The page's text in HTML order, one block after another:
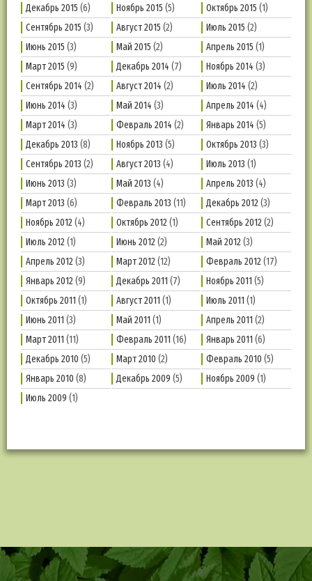
Декабрь 2015 (6) Ноябрь 2015 (5) Октябрь 2015 (1)
Сентябрь 2015 (3) Август 2015 (2) Июль 2015 (2)
Июнь 2015 (3) Май 2015 (2) Апрель 2015 (1)
Март 2015 (9) Декабрь 2014 (7) Ноябрь 2014 (3)
Сентябрь 2014 (2) Август 2014 (2) Июль 2014 (2)
Июнь 2014 (3) Май 2014 (3) Апрель 2014 (4)
Март 2014 (3) Февраль 2014 (2) Январь 2014 (5)
Декабрь 2013 (8) Ноябрь 2013 (5) Октябрь 2013 (3)
Сентябрь 2013 (2) Август 2013 (4) Июль 2013 (1)
Июнь 2013 (3) Май 2013 (4) Апрель 2013 (4)
Март 2013 (6) Февраль 2013 (11) Декабрь 2012(3)
Ноябрь 2012(4) Октябрь 2012(1) Сентябрь 2012(2)
Июль 2012(1) Июнь 2012(2) Май 2012(3)
Апрель 2012(3) Март 2012(12) Февраль 2012(17)
Январь 2012(9) Декабрь 2011 (7) Ноябрь 2011 (5)
Октябрь 2011 (1) Август 2011 (1) Июль 2011 (1)
Июнь 2011 (3) Май 2011 (1) Апрель 2011 (2)
Март 2011 (11) Февраль 2011 (16) Январь 2011 (6)
Декабрь 2010 (5) Март 2010 (2) Февраль 2010 (5)
Январь 2010 (8) Декабрь 2009 (5) Ноябрь 2009 (1)
Июль 2009 (1)